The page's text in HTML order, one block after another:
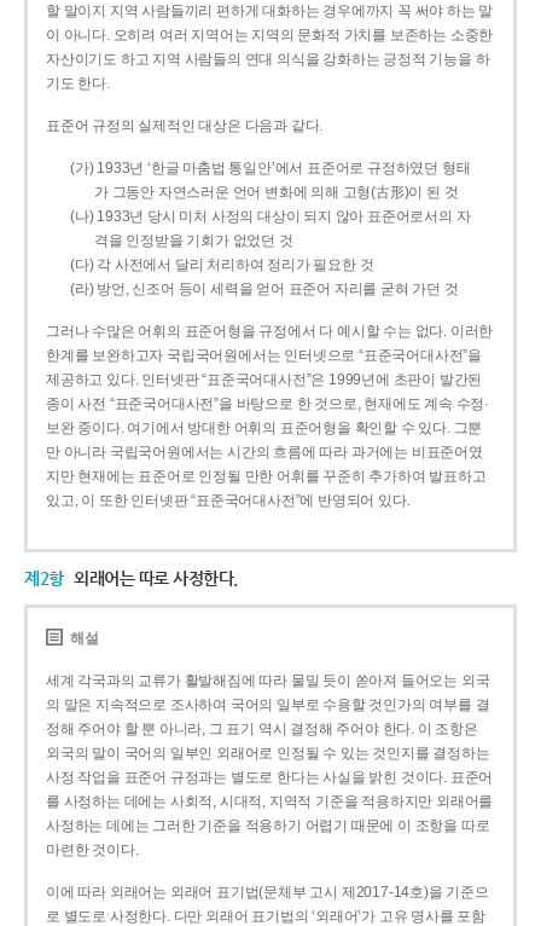
할 말이지 지역 사람들끼리 편하게 대화하는 경우에까지 꼭 써야 하는 말
이 아니다. 오히려 여러 지역어는 지역의 문화적 가치를 보존하는 소중한
자산이기도 하고 지역 사람들의 연대 의식을 강화하는 긍정적 기능을 하
기도 한다.
표준어 규정의 실제적인 대상은 다음과 같다.
(가) 1933년 ‘한글 마춤법 통일안’에서 표준어로 규정하였던 형태
가 그동안 자연스러운 언어 변화에 의해 고형(古形)이 된 것
(나) 1933년 당시 미처 사정의 대상이 되지 않아 표준어로서의 자
격을 인정받을 기회가 없었던 것
(다) 각 사전에서 달리 처리하여 정리가 필요한 것
(라) 방언, 신조어 등이 세력을 얻어 표준어 자리를 굳혀 가던 것
그러나 수많은 어휘의 표준어형을 규정에서 다 예시할 수는 없다. 이러한
한계를 보완하고자 국립국어원에서는 인터넷으로 “표준국어대사전”을
제공하고 있다. 인터넷판 “표준국어대사전”은 1999년에 초판이 발간된
종이 사전 “표준국어대사전”을 바탕으로 한 것으로, 현재에도 계속 수정·
보완 중이다. 여기에서 방대한 어휘의 표준어형을 확인할 수 있다. 그뿐
만 아니라 국립국어원에서는 시간의 흐름에 따라 과거에는 비표준어였
지만 현재에는 표준어로 인정될 만한 어휘를 꾸준히 추가하여 발표하고
있고, 이 또한 인터넷판 “표준국어대사전”에 반영되어 있다.
제2항 외래어는 따로 사정한다.
해설
세계 각국과의 교류가 활발해짐에 따라 물밀 듯이 쏟아져 들어오는 외국
의 말은 지속적으로 조사하여 국어의 일부로 수용할 것인가의 여부를 결
정해 주어야 할 뿐 아니라, 그 표기 역시 결정해 주어야 한다. 이 조항은
외국의 말이 국어의 일부인 외래어로 인정될 수 있는 것인지를 결정하는
사정 작업을 표준어 규정과는 별도로 한다는 사실을 밝힌 것이다. 표준어
를 사정하는 데에는 사회적, 시대적, 지역적 기준을 적용하지만 외래어를
사정하는 데에는 그러한 기준을 적용하기 어렵기 때문에 이 조항을 따로
마련한 것이다.
이에 따라 외래어는 외래어 표기법(문체부 고시 제2017-14호)을 기준으
로 별도로 사정한다. 다만 외래어 표기법의 ‘외래어’가 고유 명사를 포함